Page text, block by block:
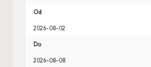
Od
2026-08-02
Do
2026-08-08